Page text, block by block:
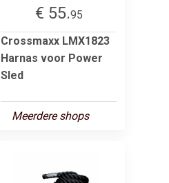
€ 55.95
Crossmaxx LMX1823
Harnas voor Power
Sled
Meerdere shops